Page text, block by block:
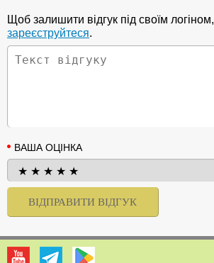
Щоб залишити відгук під своїм логіном,
зареєструйтеся.
ВАША ОЦІНКА